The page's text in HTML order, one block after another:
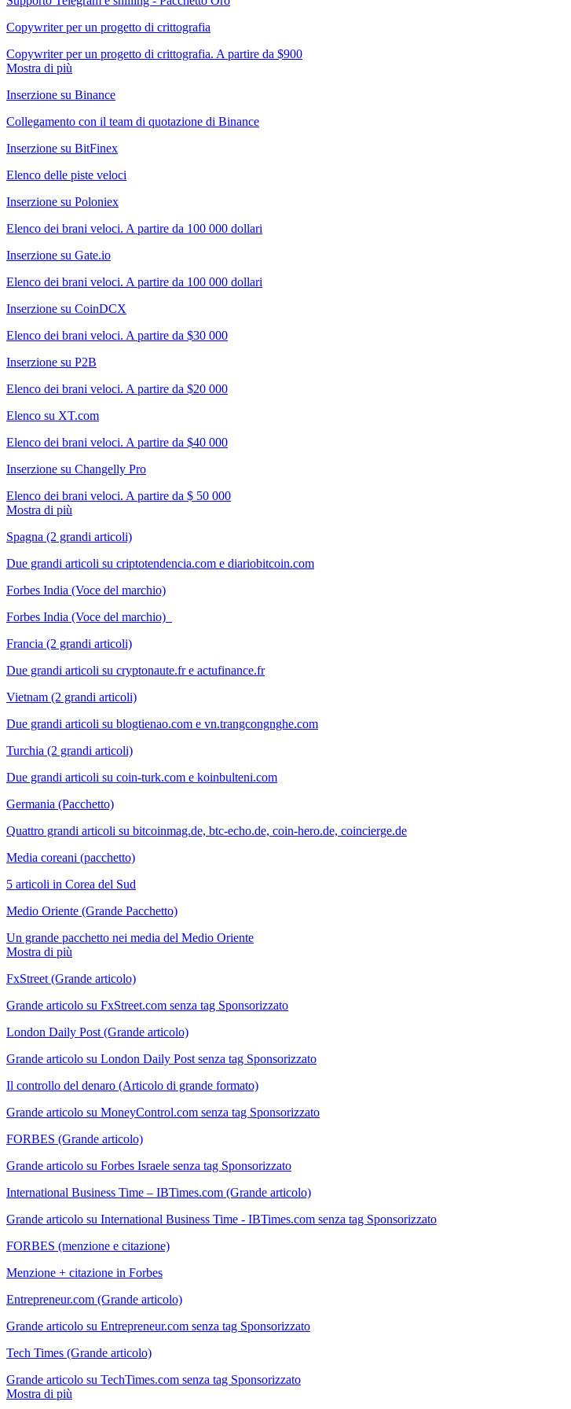
Copywriter per un progetto di crittografia
Copywriter per un progetto di crittografia. A partire da $900
Mostra di più
Inserzione su Binance
Collegamento con il team di quotazione di Binance
Inserzione su BitFinex
Elenco delle piste veloci
Inserzione su Poloniex
Elenco dei brani veloci. A partire da 100 000 dollari
Inserzione su Gate.io
Elenco dei brani veloci. A partire da 100 000 dollari
Inserzione su CoinDCX
Elenco dei brani veloci. A partire da $30 000
Inserzione su P2B
Elenco dei brani veloci. A partire da $20 000
Elenco su XT.com
Elenco dei brani veloci. A partire da $40 000
Inserzione su Changelly Pro
Elenco dei brani veloci. A partire da $ 50 000
Mostra di più
Spagna (2 grandi articoli)
Due grandi articoli su criptotendencia.com e diariobitcoin.com
Forbes India (Voce del marchio)
Forbes India (Voce del marchio)
Francia (2 grandi articoli)
Due grandi articoli su cryptonaute.fr e actufinance.fr
Vietnam (2 grandi articoli)
Due grandi articoli su blogtienao.com e vn.trangcongnghe.com
Turchia (2 grandi articoli)
Due grandi articoli su coin-turk.com e koinbulteni.com
Germania (Pacchetto)
Quattro grandi articoli su bitcoinmag.de, btc-echo.de, coin-hero.de, coincierge.de
Media coreani (pacchetto)
5 articoli in Corea del Sud
Medio Oriente (Grande Pacchetto)
Un grande pacchetto nei media del Medio Oriente
Mostra di più
FxStreet (Grande articolo)
Grande articolo su FxStreet.com senza tag Sponsorizzato
London Daily Post (Grande articolo)
Grande articolo su London Daily Post senza tag Sponsorizzato
Il controllo del denaro (Articolo di grande formato)
Grande articolo su MoneyControl.com senza tag Sponsorizzato
FORBES (Grande articolo)
Grande articolo su Forbes Israele senza tag Sponsorizzato
International Business Time – IBTimes.com (Grande articolo)
Grande articolo su International Business Time - IBTimes.com senza tag Sponsorizzato
FORBES (menzione e citazione)
Menzione + citazione in Forbes
Entrepreneur.com (Grande articolo)
Grande articolo su Entrepreneur.com senza tag Sponsorizzato
Tech Times (Grande articolo)
Grande articolo su TechTimes.com senza tag Sponsorizzato
Mostra di più